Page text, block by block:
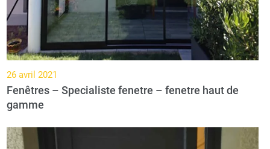
26 avril 2021
Fenêtres – Specialiste fenetre – fenetre haut de
gamme